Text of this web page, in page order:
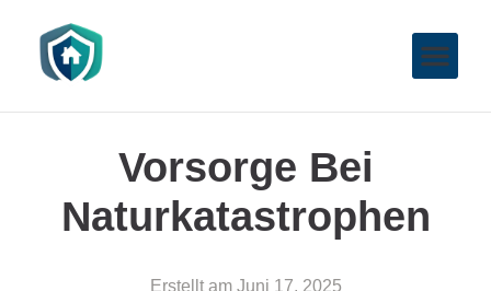
Vorsorge Bei
Naturkatastrophen
Erstellt am Juni 17, 2025